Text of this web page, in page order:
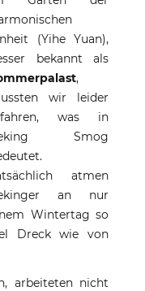
(Yihe Yuan),
bekannt als
,
wir leider
was in
Smog
atmen
an nur
Wintertag so
Dreck wie von
arbeiteten nicht